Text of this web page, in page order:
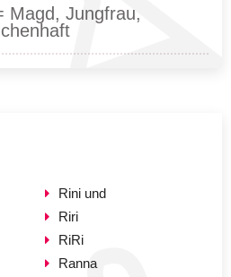
Magd, Jungfrau,
Rini und
Riri
RiRi
Ranna